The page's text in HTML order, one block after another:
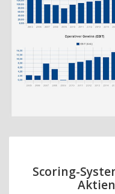
Scoring-